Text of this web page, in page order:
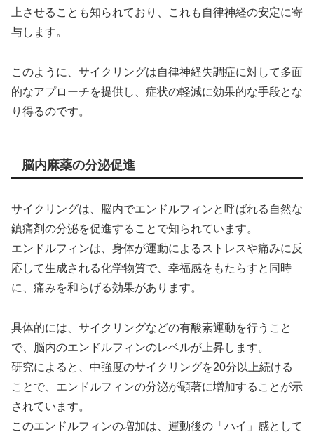
上させることも知られており、これも自律神経の安定に寄
与します。
このように、サイクリングは自律神経失調症に対して多面
的なアプローチを提供し、症状の軽減に効果的な手段とな
り得るのです。
脳内麻薬の分泌促進
サイクリングは、脳内でエンドルフィンと呼ばれる自然な
鎮痛剤の分泌を促進することで知られています。
エンドルフィンは、身体が運動によるストレスや痛みに反
応して生成される化学物質で、幸福感をもたらすと同時
に、痛みを和らげる効果があります。
具体的には、サイクリングなどの有酸素運動を行うこと
で、脳内のエンドルフィンのレベルが上昇します。
研究によると、中強度のサイクリングを20分以上続ける
ことで、エンドルフィンの分泌が顕著に増加することが示
されています。
このエンドルフィンの増加は、運動後の「ハイ」感として